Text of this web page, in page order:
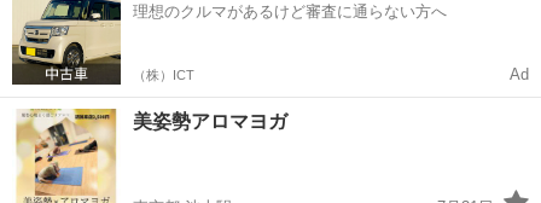
理想のクルマがあるけど審査に通らない方へ
（株）ICT Ad
美姿勢アロマヨガ